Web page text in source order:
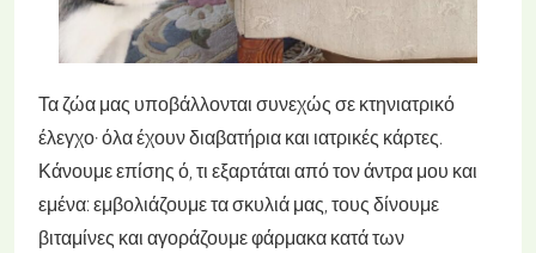
Τα ζώα μας υποβάλλονται συνεχώς σε κτηνιατρικό
έλεγχο· όλα έχουν διαβατήρια και ιατρικές κάρτες.
Κάνουμε επίσης ό, τι εξαρτάται από τον άντρα μου και
εμένα: εμβολιάζουμε τα σκυλιά μας, τους δίνουμε
βιταμίνες και αγοράζουμε φάρμακα κατά των